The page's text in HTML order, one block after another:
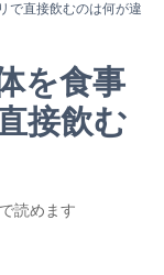
で直接飲むのは何が違
を食事
接飲む
読めます